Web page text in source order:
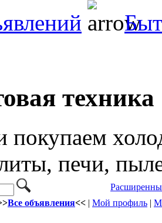
техника
покупаем
печи,
Все объявления<< | Мой профиль |